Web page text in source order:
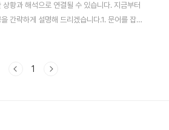
황과 해석으로 연결될 수 있습니다. 지금부터
간략하게 설명해 드리겠습니다.1. 문어를 잡
일이나 기회를 한꺼번에 잡으려는 욕심이나
은 문어를 먹는 꿈: 이 꿈은 건강이나 재물의 증
1